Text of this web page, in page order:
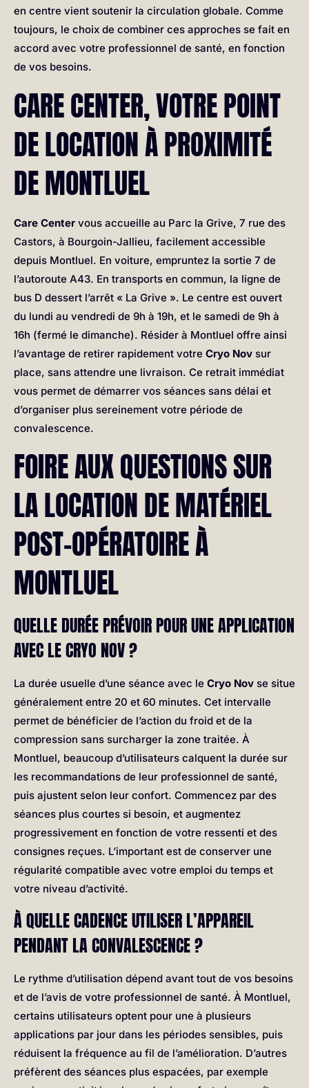
en centre vient soutenir la circulation globale. Comme
toujours, le choix de combiner ces approches se fait en
accord avec votre professionnel de santé, en fonction
de vos besoins.
CARE CENTER, VOTRE POINT
DE LOCATION À PROXIMITÉ
DE MONTLUEL
Care Center vous accueille au Parc la Grive, 7 rue des
Castors, à Bourgoin-Jallieu, facilement accessible
depuis Montluel. En voiture, empruntez la sortie 7 de
l’autoroute A43. En transports en commun, la ligne de
bus D dessert l’arrêt « La Grive ». Le centre est ouvert
du lundi au vendredi de 9h à 19h, et le samedi de 9h à
16h (fermé le dimanche). Résider à Montluel offre ainsi
l’avantage de retirer rapidement votre Cryo Nov sur
place, sans attendre une livraison. Ce retrait immédiat
vous permet de démarrer vos séances sans délai et
d’organiser plus sereinement votre période de
convalescence.
FOIRE AUX QUESTIONS SUR
LA LOCATION DE MATÉRIEL
POST-OPÉRATOIRE À
MONTLUEL
QUELLE DURÉE PRÉVOIR POUR UNE APPLICATION
AVEC LE CRYO NOV ?
La durée usuelle d’une séance avec le Cryo Nov se situe
généralement entre 20 et 60 minutes. Cet intervalle
permet de bénéficier de l’action du froid et de la
compression sans surcharger la zone traitée. À
Montluel, beaucoup d’utilisateurs calquent la durée sur
les recommandations de leur professionnel de santé,
puis ajustent selon leur confort. Commencez par des
séances plus courtes si besoin, et augmentez
progressivement en fonction de votre ressenti et des
consignes reçues. L’important est de conserver une
régularité compatible avec votre emploi du temps et
votre niveau d’activité.
À QUELLE CADENCE UTILISER L’APPAREIL
PENDANT LA CONVALESCENCE ?
Le rythme d’utilisation dépend avant tout de vos besoins
et de l’avis de votre professionnel de santé. À Montluel,
certains utilisateurs optent pour une à plusieurs
applications par jour dans les périodes sensibles, puis
réduisent la fréquence au fil de l’amélioration. D’autres
préfèrent des séances plus espacées, par exemple